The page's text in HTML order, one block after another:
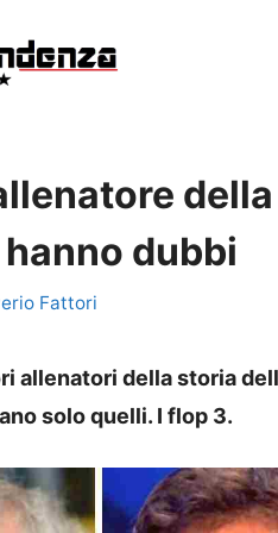
dubbi
Fattori
allenatori della storia
solo quelli. I flop 3.